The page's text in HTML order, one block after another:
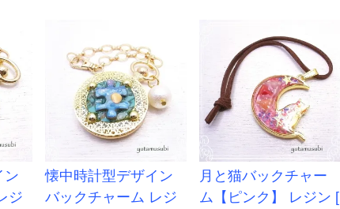
ン
ジ
懐中時計型デザイン
バックチャーム レジ
月と猫バックチャー
ム【ピンク】 レジン [